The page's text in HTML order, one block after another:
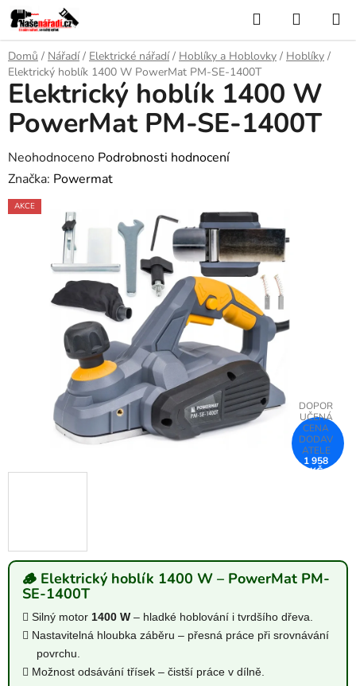
Přejít
na
obsah
Hledat
KOŠÍK
Domů / Nářadí / Elektrické nářadí / Hoblíky a Hoblovky / Hoblíky /
Elektrický hoblík 1400 W PowerMat PM-SE-1400T
🪵 Elektrický hoblík 1400 W – PowerMat PM-
SE-1400T
Silný motor 1400 W – hladké hoblování i tvrdšího dřeva.
Nastavitelná hloubka záběru – přesná práce při srovnávání
povrchu.
Možnost odsávání třísek – čistší práce v dílně.
Elektrický hoblík 1400 W
PowerMat PM-SE-1400T
Průměrné
hodnocení
produktu
hvězdiček.
Neohodnoceno Podrobnosti hodnocení
Značka: Powermat
AKCE
1 958
KČ